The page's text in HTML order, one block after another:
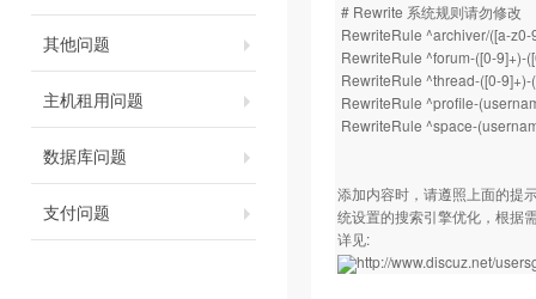
其他问题
主机租用问题
数据库问题
支付问题
# Rewrite 系统规则请勿修改
RewriteRule ^archiver/([a-
RewriteRule ^forum-([0-9]+)-
RewriteRule ^thread-([0-
RewriteRule ^profile-
RewriteRule ^space-
添加内容时，请遵照上面的提
统设置的搜索引擎优化，根据
详见:
http://www.discuz.net/